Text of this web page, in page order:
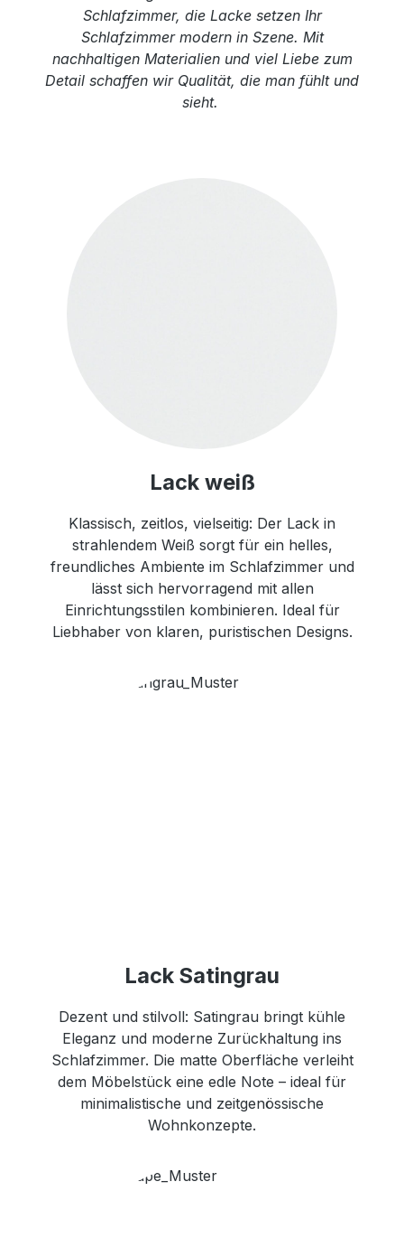
Schlafzimmer, die Lacke setzen Ihr
Schlafzimmer modern in Szene. Mit
nachhaltigen Materialien und viel Liebe zum
Detail schaffen wir Qualität, die man fühlt und
sieht.
Lack weiß
Klassisch, zeitlos, vielseitig: Der Lack in
strahlendem Weiß sorgt für ein helles,
freundliches Ambiente im Schlafzimmer und
lässt sich hervorragend mit allen
Einrichtungsstilen kombinieren. Ideal für
Liebhaber von klaren, puristischen Designs.
Lack Satingrau
Dezent und stilvoll: Satingrau bringt kühle
Eleganz und moderne Zurückhaltung ins
Schlafzimmer. Die matte Oberfläche verleiht
dem Möbelstück eine edle Note – ideal für
minimalistische und zeitgenössische
Wohnkonzepte.